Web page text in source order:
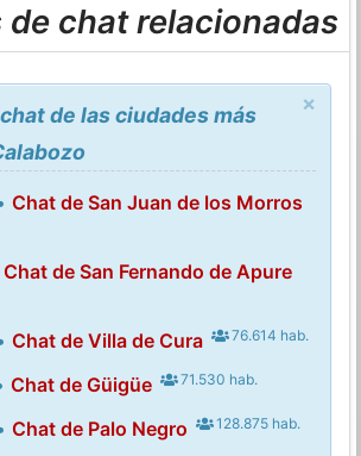
chat relacionadas
×
de las ciudades más
Chat de San Juan de los Morros
Chat de San Fernando de Apure
Chat de Villa de Cura 76.614 hab.
Chat de Güigüe 71.530 hab.
Chat de Palo Negro 128.875 hab.